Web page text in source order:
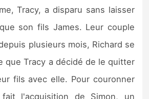
Tracy, a disparu sans laisser
son fils James. Leur couple
plusieurs mois, Richard se
que Tracy a décidé de le quitter
fils avec elle. Pour couronner
l'acquisition de Simon, un